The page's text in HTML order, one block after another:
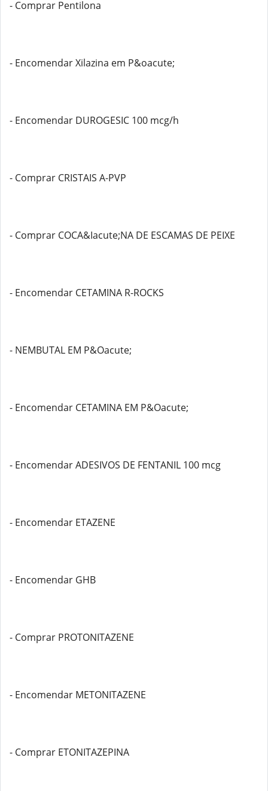
- Comprar Pentilona
- Encomendar Xilazina em P&oacute;
- Encomendar DUROGESIC 100 mcg/h
- Comprar CRISTAIS A-PVP
- Comprar COCA&Iacute;NA DE ESCAMAS DE PEIXE
- Encomendar CETAMINA R-ROCKS
- NEMBUTAL EM P&Oacute;
- Encomendar CETAMINA EM P&Oacute;
- Encomendar ADESIVOS DE FENTANIL 100 mcg
- Encomendar ETAZENE
- Encomendar GHB
- Comprar PROTONITAZENE
- Encomendar METONITAZENE
- Comprar ETONITAZEPINA